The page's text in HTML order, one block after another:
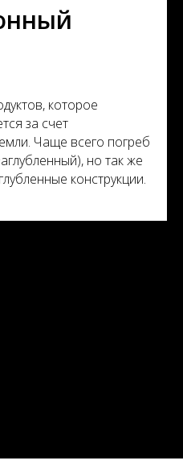
которое
за счет
Чаще всего погреб
но так же
конструкции.